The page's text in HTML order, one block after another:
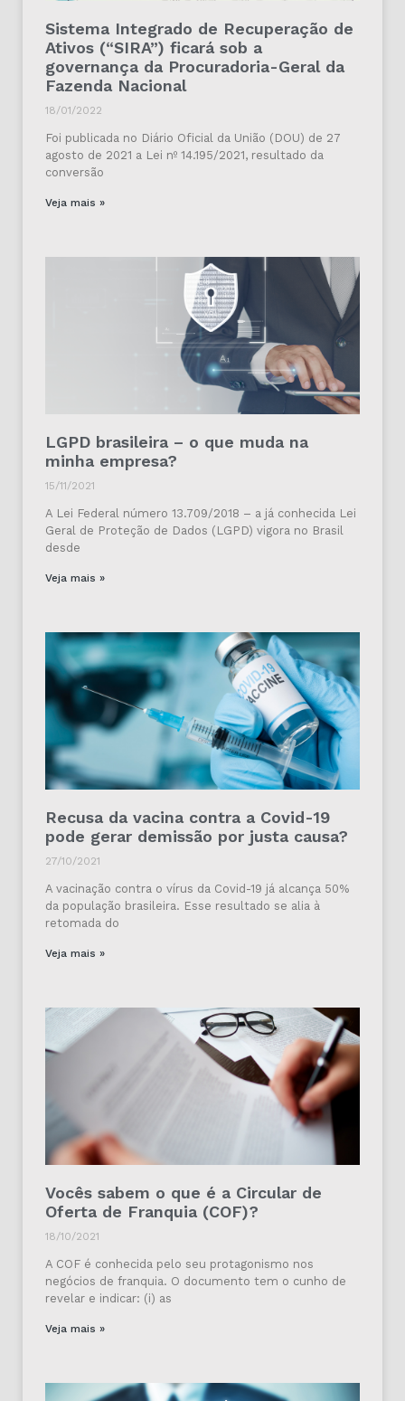
Sistema Integrado de Recuperação de
Ativos (“SIRA”) ficará sob a
governança da Procuradoria-Geral da
Fazenda Nacional
18/01/2022
Foi publicada no Diário Oficial da União (DOU) de 27
agosto de 2021 a Lei nº 14.195/2021, resultado da
conversão
Veja mais »
LGPD brasileira – o que muda na
minha empresa?
15/11/2021
A Lei Federal número 13.709/2018 – a já conhecida Lei
Geral de Proteção de Dados (LGPD) vigora no Brasil
desde
Veja mais »
Recusa da vacina contra a Covid-19
pode gerar demissão por justa causa?
27/10/2021
A vacinação contra o vírus da Covid-19 já alcança 50%
da população brasileira. Esse resultado se alia à
retomada do
Veja mais »
Vocês sabem o que é a Circular de
Oferta de Franquia (COF)?
18/10/2021
A COF é conhecida pelo seu protagonismo nos
negócios de franquia. O documento tem o cunho de
revelar e indicar: (i) as
Veja mais »